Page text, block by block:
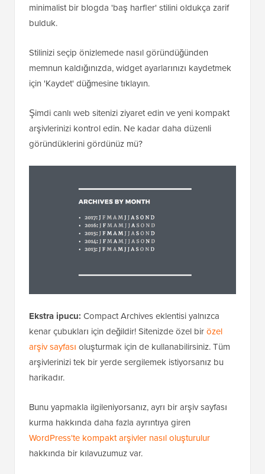
minimalist bir blogda 'baş harfler' stilini oldukça zarif
bulduk.
Stilinizi seçip önizlemede nasıl göründüğünden
memnun kaldığınızda, widget ayarlarınızı kaydetmek
için 'Kaydet' düğmesine tıklayın.
Şimdi canlı web sitenizi ziyaret edin ve yeni kompakt
arşivlerinizi kontrol edin. Ne kadar daha düzenli
göründüklerini gördünüz mü?
Ekstra ipucu: Compact Archives eklentisi yalnızca
kenar çubukları için değildir! Sitenizde özel birözel
arşiv sayfası oluşturmak için de kullanabilirsiniz. Tüm
arşivlerinizi tek bir yerde sergilemek istiyorsanız bu
harikadır.
Bunu yapmakla ilgileniyorsanız, ayrı bir arşiv sayfası
kurma hakkında daha fazla ayrıntıya giren
WordPress'te kompakt arşivler nasıl oluşturulur
hakkında bir kılavuzumuz var.